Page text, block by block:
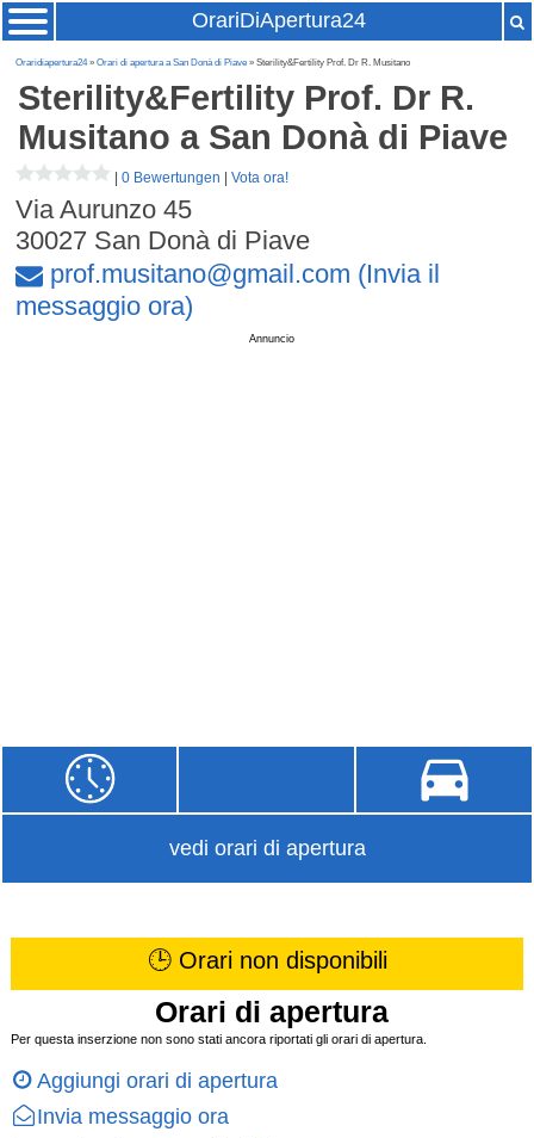
OrariDiApertura24
Oraridiapertura24»Orari di apertura a San Donà di Piave » Sterility&Fertility Prof. Dr R. Musitano
Sterility&Fertility Prof. Dr R.
Musitano a San Donà di Piave
|0 Bewertungen |Vota ora!
Via Aurunzo 45
30027 San Donà di Piave
prof.musitano@gmail .com (Invia il
messaggio ora)
Annuncio
vedi orari di apertura
🕒 Orari non disponibili
Orari di apertura
Per questa inserzione non sono stati ancora riportati gli orari di apertura.
Aggiungi orari di apertura
Invia messaggio ora